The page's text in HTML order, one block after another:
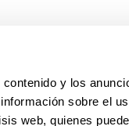
y los
sobre el
web, quienes